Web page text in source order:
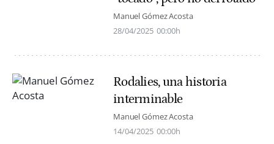
Manuel Gómez Acosta
28/04/2025 00:00h
Rodalies, una historia
interminable
Manuel Gómez Acosta
14/04/2025 00:00h